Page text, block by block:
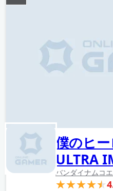
僕のヒ
ULTRA
バンダイナムコ